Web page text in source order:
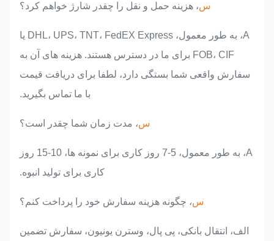
، هزینه حمل و نقل را چقدر شارژ خواهم کرد؟
A، به طور معمول، DHL، UPS، TNT، FedEX Express یا
FOB، CIF برای ما در دسترس هستند. هزینه های آن به
سفارش واقعی شما بستگی دارد، لطفا برای دریافت قیمت
با ما تماس بگیرید.
، مدت زمان شما چقدر است؟
A، به طور معمول، 5-7 روز کاری برای نمونه ها، 10-15 روز
کاری برای تولید انبوه.
، چگونه هزینه سفارش خود را پرداخت کنم؟
الف، انتقال بانکی، پی پال، وسترن یونیون، سفارش تضمین